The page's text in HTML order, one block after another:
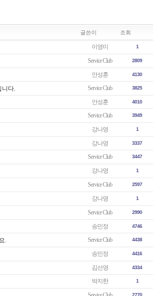
글쓴이 조회
이영미 1
Service Club 2809
안성훈 4130
니다. Service Club 3825
안성훈 4010
Service Club 3949
강나영 1
강나영 3337
Service Club 3447
강나영 1
Service Club 2597
강나영 1
Service Club 2990
송민정 4746
. Service Club 4438
송민정 4416
김선영 4334
박지한 1
2770